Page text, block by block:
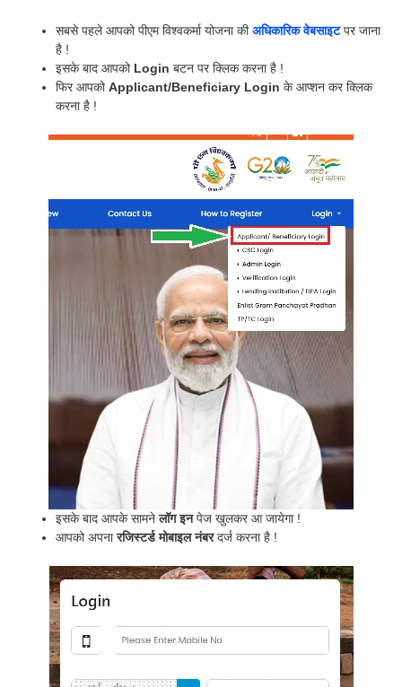
सबसे पहले आपको पीएम विश्वकर्मा योजना कीअधिकारिक वेबसाइटपर जाना
है !
इसके बाद आपको Login बटन पर क्लिक करना है !
फिर आपकोApplicant/Beneficiary Login के आप्शन कर क्लिक
करना है !
इसके बाद आपके सामनेलॉग इनपेज खुलकर आ जायेगा !
आपको अपनारजिस्टर्ड मोबाइल नंबरदर्ज करना है !